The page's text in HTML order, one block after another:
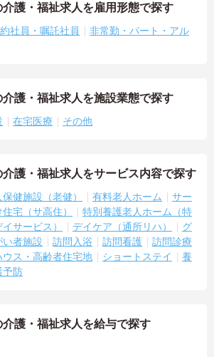
護・福祉求人を雇用形態で探す
社員・嘱託社員
非常勤・パート・アル
護・福祉求人を施設業態で探す
在宅医療 その他
護・福祉求人をサービス内容で探す
健施設（老健） 有料老人ホーム
サー
宅（サ高住）
特別養護老人ホーム（特
サービス） デイケア（通所リハ）
グ
い者施設 訪問入浴 訪問看護
訪問診療
ウス・高齢者住宅地 ショートステイ
養
予防
護・福祉求人を給与で探す